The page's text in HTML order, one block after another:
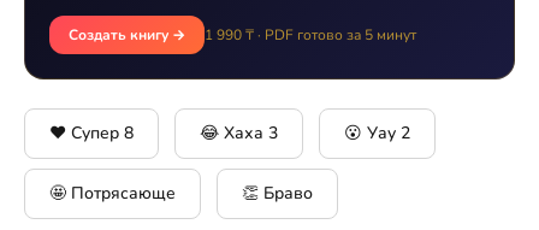
Создать книгу → 1 990 ₸ · PDF готово за 5 минут
❤️ Супер 8 😂 Хаха 3 😮 Уау 2
🤩 Потрясающе 👏 Браво